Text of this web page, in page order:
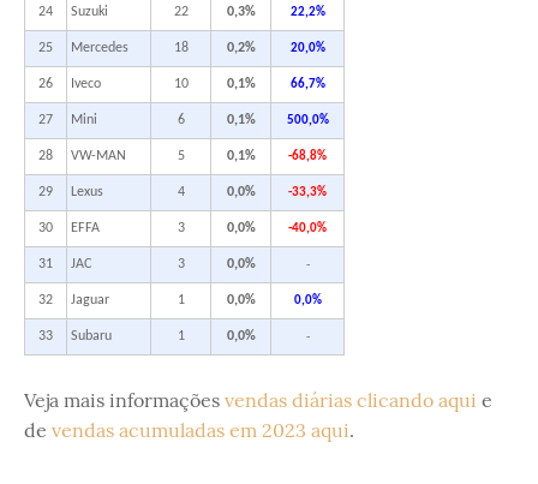
24 Suzuki 22 0,3% 22,2%
25 Mercedes 18 0,2% 20,0%
26 Iveco 10 0,1% 66,7%
27 Mini 6 0,1% 500,0%
28 VW-MAN 5 0,1% -68,8%
29 Lexus 4 0,0% -33,3%
30 EFFA 3 0,0% -40,0%
31 JAC 3 0,0% -
32 Jaguar 1 0,0% 0,0%
33 Subaru 1 0,0% -
Veja mais informações vendas diárias clicando aqui e
de vendas acumuladas em 2023 aqui.